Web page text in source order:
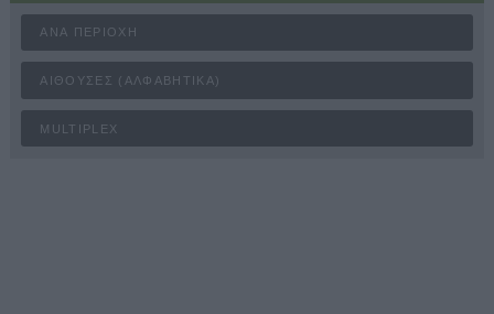
ΑΝΆ ΠΕΡΙΟΧΉ
ΑΊΘΟΥΣΕΣ (ΑΛΦΑΒΗΤΙΚΆ)
MULTIPLEX